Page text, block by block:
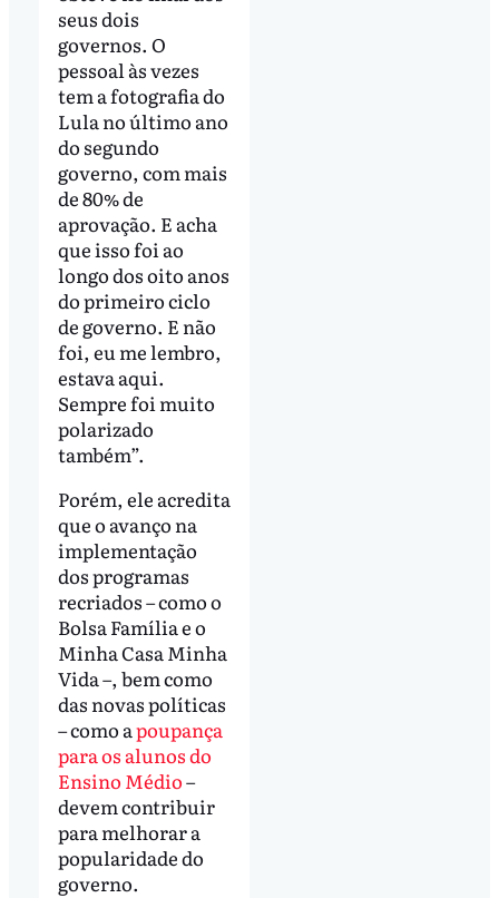
seus dois
governos. O
pessoal às vezes
tem a fotografia do
Lula no último ano
do segundo
governo, com mais
de 80% de
aprovação. E acha
que isso foi ao
longo dos oito anos
do primeiro ciclo
de governo. E não
foi, eu me lembro,
estava aqui.
Sempre foi muito
polarizado
também”.
Porém, ele acredita
que o avanço na
implementação
dos programas
recriados – como o
Bolsa Família e o
Minha Casa Minha
Vida –, bem como
das novas políticas
– como apoupança
para os alunos do
Ensino Médio–
devem contribuir
para melhorar a
popularidade do
governo.